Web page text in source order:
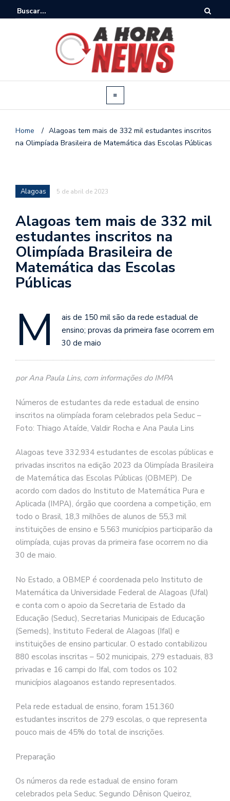
Home / Alagoas tem mais de 332 mil estudantes inscritos
na Olimpíada Brasileira de Matemática das Escolas Públicas
Alagoas 5 de abril de 2023
Alagoas tem mais de 332 mil
estudantes inscritos na
Olimpíada Brasileira de
Matemática das Escolas
Públicas
M
ais de 150 mil são da rede estadual de
ensino; provas da primeira fase ocorrem em
30 de maio
por Ana Paula Lins, com informações do IMPA
Números de estudantes da rede estadual de ensino
inscritos na olimpíada foram celebrados pela Seduc –
Foto: Thiago Ataíde, Valdir Rocha e Ana Paula Lins
Alagoas teve 332.934 estudantes de escolas públicas e
privadas inscritos na edição 2023 da Olimpíada Brasileira
de Matemática das Escolas Públicas (OBMEP). De
acordo com dados do Instituto de Matemática Pura e
Aplicada (IMPA), órgão que coordena a competição, em
todo o Brasil, 18,3 milhões de alunos de 55,3 mil
instituições de ensino e 5.563 municípios participarão da
olimpíada, cujas provas da primeira fase ocorrem no dia
30 de maio.
No Estado, a OBMEP é coordenada pelo Instituto de
Matemática da Universidade Federal de Alagoas (Ufal)
e conta com o apoio da Secretaria de Estado da
Educação (Seduc), Secretarias Municipais de Educação
(Semeds), Instituto Federal de Alagoas (Ifal) e
instituições de ensino particular. O estado contabilizou
880 escolas inscritas – 502 municipais, 279 estaduais, 83
privadas e 16 campi do Ifal, com todos os 102
municípios alagoanos estando representados.
Pela rede estadual de ensino, foram 151.360
estudantes inscritos de 279 escolas, o que representa
pouco mais de 45% do total de inscrições.
Preparação
Os números da rede estadual de ensino foram
celebrados pela Seduc. Segundo Dênison Queiroz,